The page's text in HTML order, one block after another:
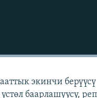
экинчи
баарлашуусу,